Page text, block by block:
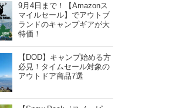
9月4日まで！【Amazonス
マイルセール】でアウトブ
ランドのキャンプギアが大
特価！
【DOD】キャンプ始める方
必見！タイムセール対象の
アウトドア商品7選